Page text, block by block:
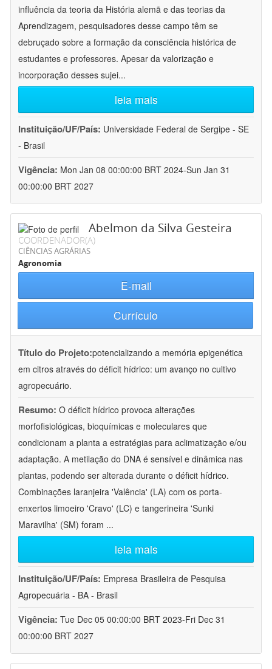
influência da teoria da História alemã e das teorias da
Aprendizagem, pesquisadores desse campo têm se
debruçado sobre a formação da consciência histórica de
estudantes e professores. Apesar da valorização e
incorporação desses sujei...
leia mais
Instituição/UF/País: Universidade Federal de Sergipe - SE
- Brasil
Vigência: Mon Jan 08 00:00:00 BRT 2024-Sun Jan 31
00:00:00 BRT 2027
Abelmon da Silva Gesteira
COORDENADOR(A)
CIÊNCIAS AGRÁRIAS
Agronomia
E-mail
Currículo
Título do Projeto:potencializando a memória epigenética
em citros através do déficit hídrico: um avanço no cultivo
agropecuário.
Resumo: O déficit hídrico provoca alterações
morfofisiológicas, bioquímicas e moleculares que
condicionam a planta a estratégias para aclimatização e/ou
adaptação. A metilação do DNA é sensível e dinâmica nas
plantas, podendo ser alterada durante o déficit hídrico.
Combinações laranjeira 'Valência' (LA) com os porta-
enxertos limoeiro 'Cravo' (LC) e tangerineira 'Sunki
Maravilha' (SM) foram ...
leia mais
Instituição/UF/País: Empresa Brasileira de Pesquisa
Agropecuária - BA - Brasil
Vigência: Tue Dec 05 00:00:00 BRT 2023-Fri Dec 31
00:00:00 BRT 2027